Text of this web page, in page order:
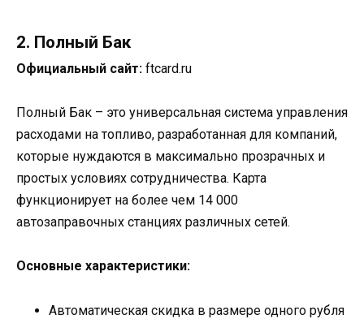
2. Полный Бак
Официальный сайт: ftcard.ru
Полный Бак – это универсальная система управления
расходами на топливо, разработанная для компаний,
которые нуждаются в максимально прозрачных и
простых условиях сотрудничества. Карта
функционирует на более чем 14 000
автозаправочных станциях различных сетей.
Основные характеристики:
Автоматическая скидка в размере одного рубля